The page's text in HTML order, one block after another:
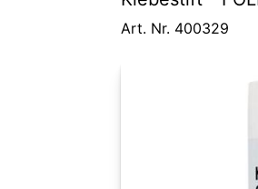
Art. Nr. 400329